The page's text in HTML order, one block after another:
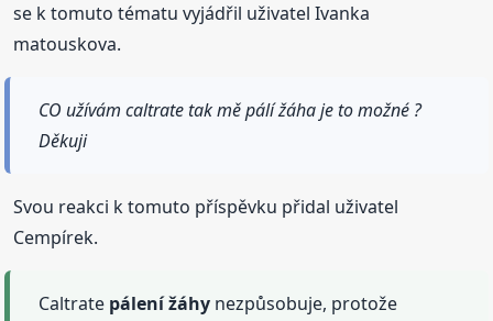
se k tomuto tématu vyjádřil uživatel Ivanka
matouskova.
CO užívám caltrate tak mě pálí žáha je to možné ?
Děkuji
Svou reakci k tomuto příspěvku přidal uživatel
Cempírek.
Caltrate pálenížáhy nezpůsobuje, protože